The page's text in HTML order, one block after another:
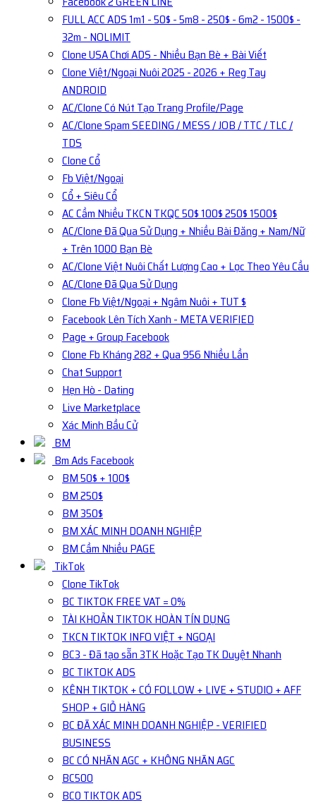
FULL ACC ADS 1m1 - 50$ - 5m8 - 250$ - 6m2 - 1500$ -
32m - NOLIMIT
Clone USA Chơi ADS - Nhiều Bạn Bè + Bài Viết
Clone Việt/Ngoại Nuôi 2025 - 2026 + Reg Tay
ANDROID
AC/Clone Có Nút Tạo Trang Profile/Page
AC/Clone Spam SEEDING / MESS / JOB / TTC / TLC /
TDS
Clone Cổ
Fb Việt/Ngoại
Cổ + Siêu Cổ
AC Cầm Nhiều TKCN TKQC 50$ 100$ 250$ 1500$
AC/Clone Đã Qua Sử Dụng + Nhiều Bài Đăng + Nam/Nữ
+ Trên 1000 Bạn Bè
AC/Clone Việt Nuôi Chất Lượng Cao + Lọc Theo Yêu Cầu
AC/Clone Đã Qua Sử Dụng
Clone Fb Việt/Ngoại + Ngâm Nuôi + TUT $
Facebook Lên Tích Xanh - META VERIFIED
Page + Group Facebook
Clone Fb Kháng 282 + Qua 956 Nhiều Lần
Chat Support
Hẹn Hò - Dating
Live Marketplace
Xác Minh Bầu Cử
BM
Bm Ads Facebook
BM 50$ + 100$
BM 250$
BM 350$
BM XÁC MINH DOANH NGHIỆP
BM Cầm Nhiều PAGE
TikTok
Clone TikTok
BC TIKTOK FREE VAT = 0%
TÀI KHOẢN TIKTOK HOÀN TÍN DỤNG
TKCN TIKTOK INFO VIỆT + NGOẠI
BC3 - Đã tạo sẵn 3TK Hoặc Tạo TK Duyệt Nhanh
BC TIKTOK ADS
KÊNH TIKTOK + CÓ FOLLOW + LIVE + STUDIO + AFF
SHOP + GIỎ HÀNG
BC ĐÃ XÁC MINH DOANH NGHIỆP - VERIFIED
BUSINESS
BC CÓ NHÃN AGC + KHÔNG NHÃN AGC
BC500
BC0 TIKTOK ADS